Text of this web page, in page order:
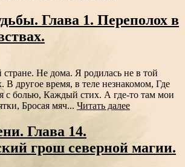
Глава 1. Переполох в
стране. Не дома. Я родилась не в той
В другое время, в теле незнакомом, Где
с болью, Каждый стих. А где-то там мои
Бросая мяч... Читать далее
Глава 14.
грош северной магии.